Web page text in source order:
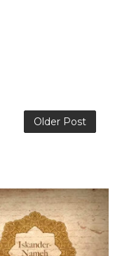
Older Post